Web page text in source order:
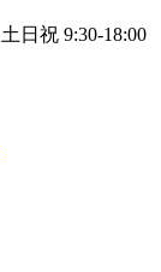
日祝 9:30-18:00